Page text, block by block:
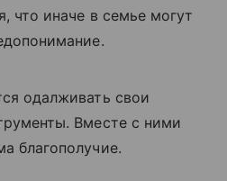
что иначе в семье могут
одалживать свои
Вместе с ними
благополучие.